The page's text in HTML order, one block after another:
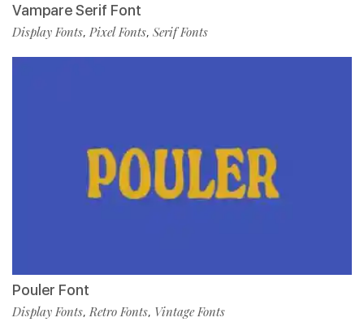
Vampare Serif Font
Display Fonts, Pixel Fonts, Serif Fonts
Pouler Font
Display Fonts,Retro Fonts, Vintage Fonts